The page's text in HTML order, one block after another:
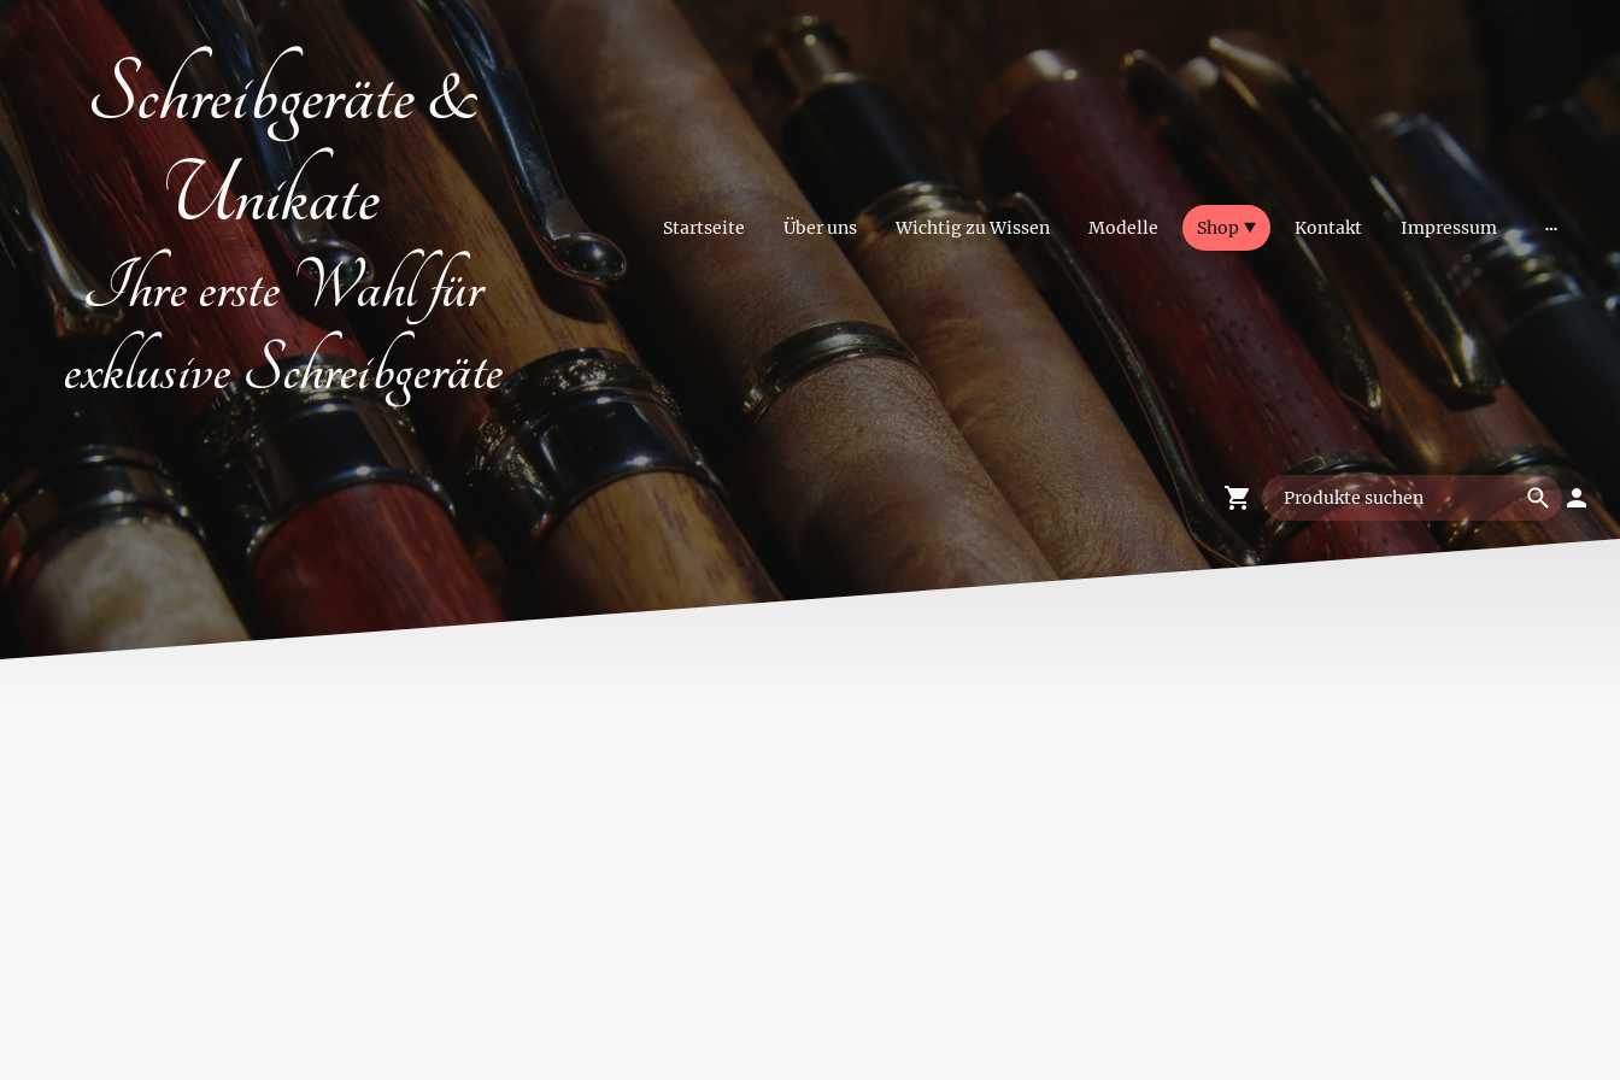
Schreibgeräte &
Unikate
Ihre erste Wahl für
exklusive Schreibgeräte
Startseite Über uns Wichtig zu Wissen Modelle Shop Kontakt Impressum